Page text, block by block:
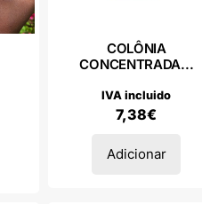
COLÔNIA
CONCENTRADA...
7,38€
IVA incluido
Adicionar